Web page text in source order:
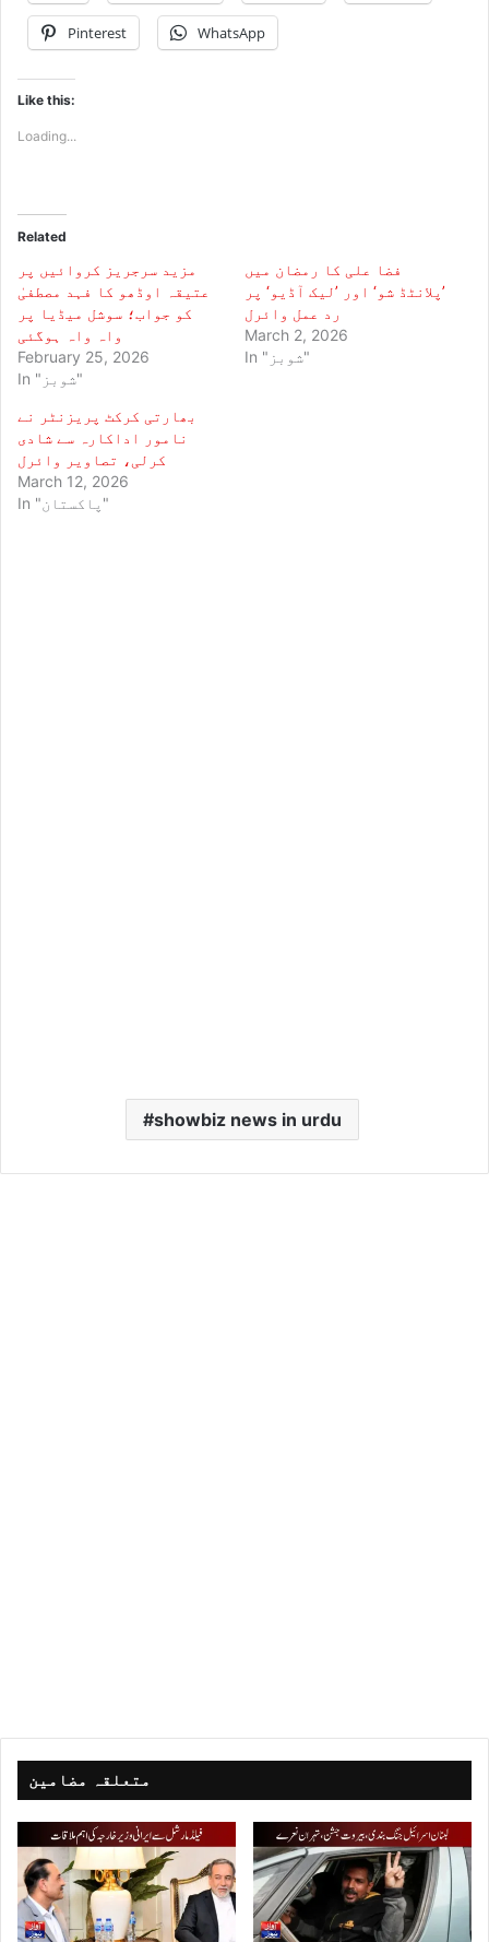
Pinterest WhatsApp
Like this:
Loading...
Related
مزید سرجریز کروائیں پر
عتیقہ اوڈھو کا فہد مصطفیٰ
کو جواب؛ سوشل میڈیا پر
واہ واہ ہوگئی
February 25, 2026
In "شوبز"
فضا علی کا رمضان میں
’پلانٹڈ شو‘ اور ’لیک آڈیو‘ پر
رد عمل وائرل
March 2, 2026
In "شوبز"
بھارتی کرکٹ پریزنٹر نے
نامور اداکارہ سے شادی
کرلی، تصاویر وائرل
March 12, 2026
In "پاکستان"
showbiz news in urdu
متعلقہ مضامین